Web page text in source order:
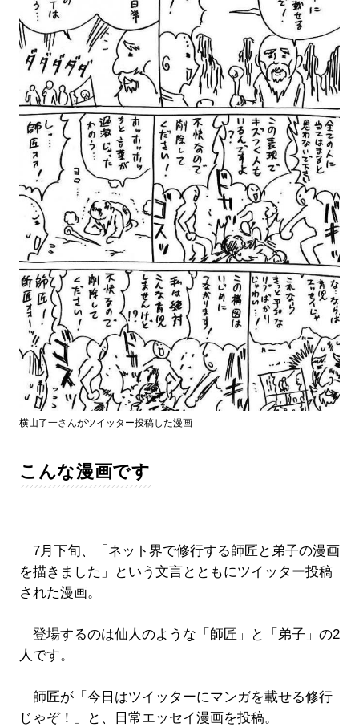
横山了一さんがツイッター投稿した漫画
こんな漫画です
7月下旬、「ネット界で修行する師匠と弟子の漫画
を描きました」という文言とともにツイッター投稿
された漫画。
登場するのは仙人のような「師匠」と「弟子」の2
人です。
師匠が「今日はツイッターにマンガを載せる修行
じゃぞ！」と、日常エッセイ漫画を投稿。